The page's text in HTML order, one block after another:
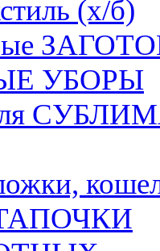
(х/б)
УБОРЫ